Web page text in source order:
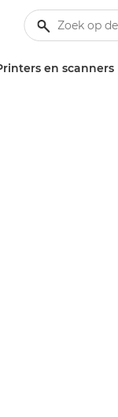
en scanners